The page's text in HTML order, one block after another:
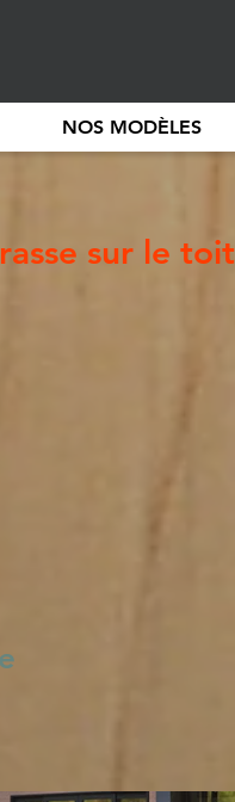
NOS MODÈLES
sur le toit